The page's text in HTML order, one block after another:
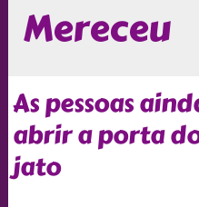
Mereceu
As pessoas
abrir a porta
jato